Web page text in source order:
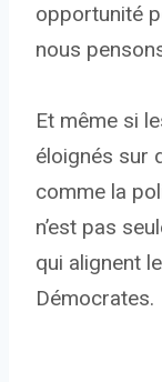
opportunité
nous
Et même si
éloignés sur
comme la
n’est pas
qui alignent
Démocrates.